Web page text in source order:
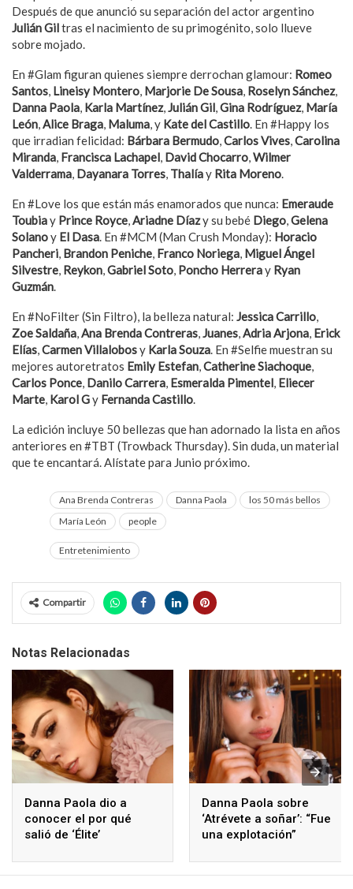
Después de que anunció su separación del actor argentino
Julián Giltras el nacimiento de su primogénito, solo llueve
sobre mojado.
En #Glam figuran quienes siempre derrochan glamour: Romeo
Santos, Lineisy Montero, Marjorie De Sousa, RoselynSánchez,
Danna Paola, Karla Martínez,JuliánGil,Gina Rodríguez, María
León,Alice Braga, Maluma, y Kate del Castillo. En #Happy los
que irradian felicidad: Bárbara Bermudo,Carlos Vives,Carolina
Miranda, Francisca Lachapel, DavidChocarro,Wilmer
Valderrama, Dayanara Torres, Thalíay Rita Moreno.
En #Love los que están más enamorados que nunca: Emeraude
Toubiay Prince Royce,Ariadne Díazy su bebé Diego,Gelena
Solanoy El Dasa. En #MCM (Man Crush Monday): Horacio
Pancheri, Brandon Peniche, Franco Noriega, Miguel Ángel
Silvestre, Reykon,GabrielSoto, Poncho Herreray Ryan
Guzmán.
En #NoFilter (Sin Filtro), la belleza natural: JessicaCarrillo,
ZoeSaldaña,Ana Brenda Contreras,Juanes,Adria Arjona, Erick
Elías,Carmen Villalobosy Karla Souza. En #Selfie muestran su
mejores autoretratos Emily Estefan,CatherineSiachoque,
Carlos Ponce, DaniloCarrera, Esmeralda Pimentel, Eliecer
Marte, Karol Gy Fernanda Castillo.
La edición incluye 50 bellezas que han adornado la lista en años
anteriores en #TBT (Trowback Thursday). Sin duda, un material
que te encantará. Alístate para Junio próximo.
Ana Brenda Contreras Danna Paola
los 50 más bellos
María León
people
Entretenimiento
Compartir
Notas Relacionadas
Danna Paola dio a
conocer el por qué
salió de ‘Élite’
Danna Paola sobre
‘Atrévete a soñar’: “Fue
una explotación”